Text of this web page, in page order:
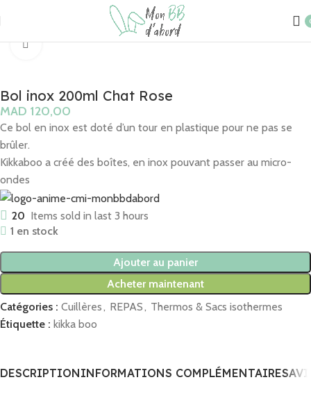
Cuillères
Click to enlarge
Bol inox 200ml Chat Rose
MAD
Ce bol en inox est doté d’un tour en plastique pour ne pas se
brûler.
Kikkaboo a créé des boîtes, en inox pouvant passer au micro-
ondes
20 Items sold in last 3 hours
1 en stock
Ajouter au panier
Acheter maintenant
Catégories : Cuillères , REPAS , Thermos & Sacs isothermes
Étiquette : kikka boo
DESCRIPTIONINFORMATIONS COMPLÉMENTAIRES